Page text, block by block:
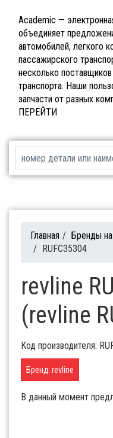
Academic —
объединяет
автомобилей, легкого
пассажирского
несколько
транспорта. Наши
запчасти от разных
ПЕРЕЙТИ
Главная / Бренды
/ RUFC35304
revline
(revline
Код производителя:
Бренд: revline
В данный момент